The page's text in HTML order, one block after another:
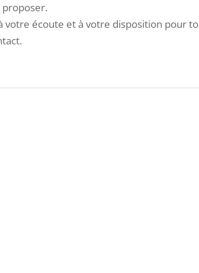
proposer.
votre écoute et à votre disposition pour